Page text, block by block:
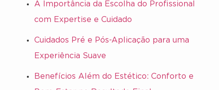
A Importância da Escolha do Profissional
com Expertise e Cuidado
Cuidados Pré e Pós-Aplicação para uma
Experiência Suave
Benefícios Além do Estético: Conforto e